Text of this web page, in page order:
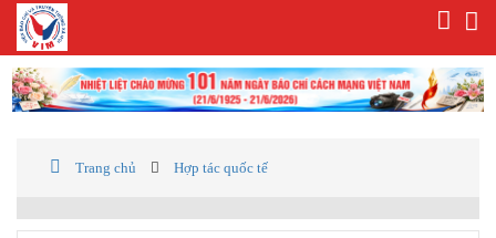
Trang chủ Hợp tác quốc tế